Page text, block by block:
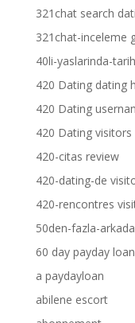
321chat search
321chat-inceleme
40li-yaslarinda-
420 Dating dating
420 Dating
420 Dating visitors
420-citas review
420-dating-de
420-rencontres
50den-fazla-
60 day payday
a paydayloan
abilene escort